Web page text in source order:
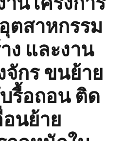
ตสาหกรรม
ง และงาน
จักร ขนย้าย
รื้อถอน ติด
นย้าย